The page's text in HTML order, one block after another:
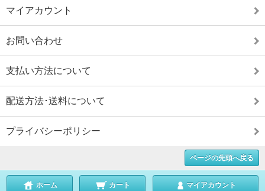
マイアカウント
お問い合わせ
支払い方法について
配送方法･送料について
プライバシーポリシー
ページの先頭へ戻る
ホーム カート マイアカウント